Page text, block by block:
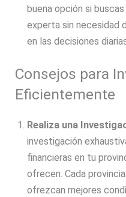
buena opción si
experta sin necesidad
en las decisiones
Consejos para
Eficientemente
Realiza una
investigación
financieras en tu
ofrecen. Cada
ofrezcan mejores